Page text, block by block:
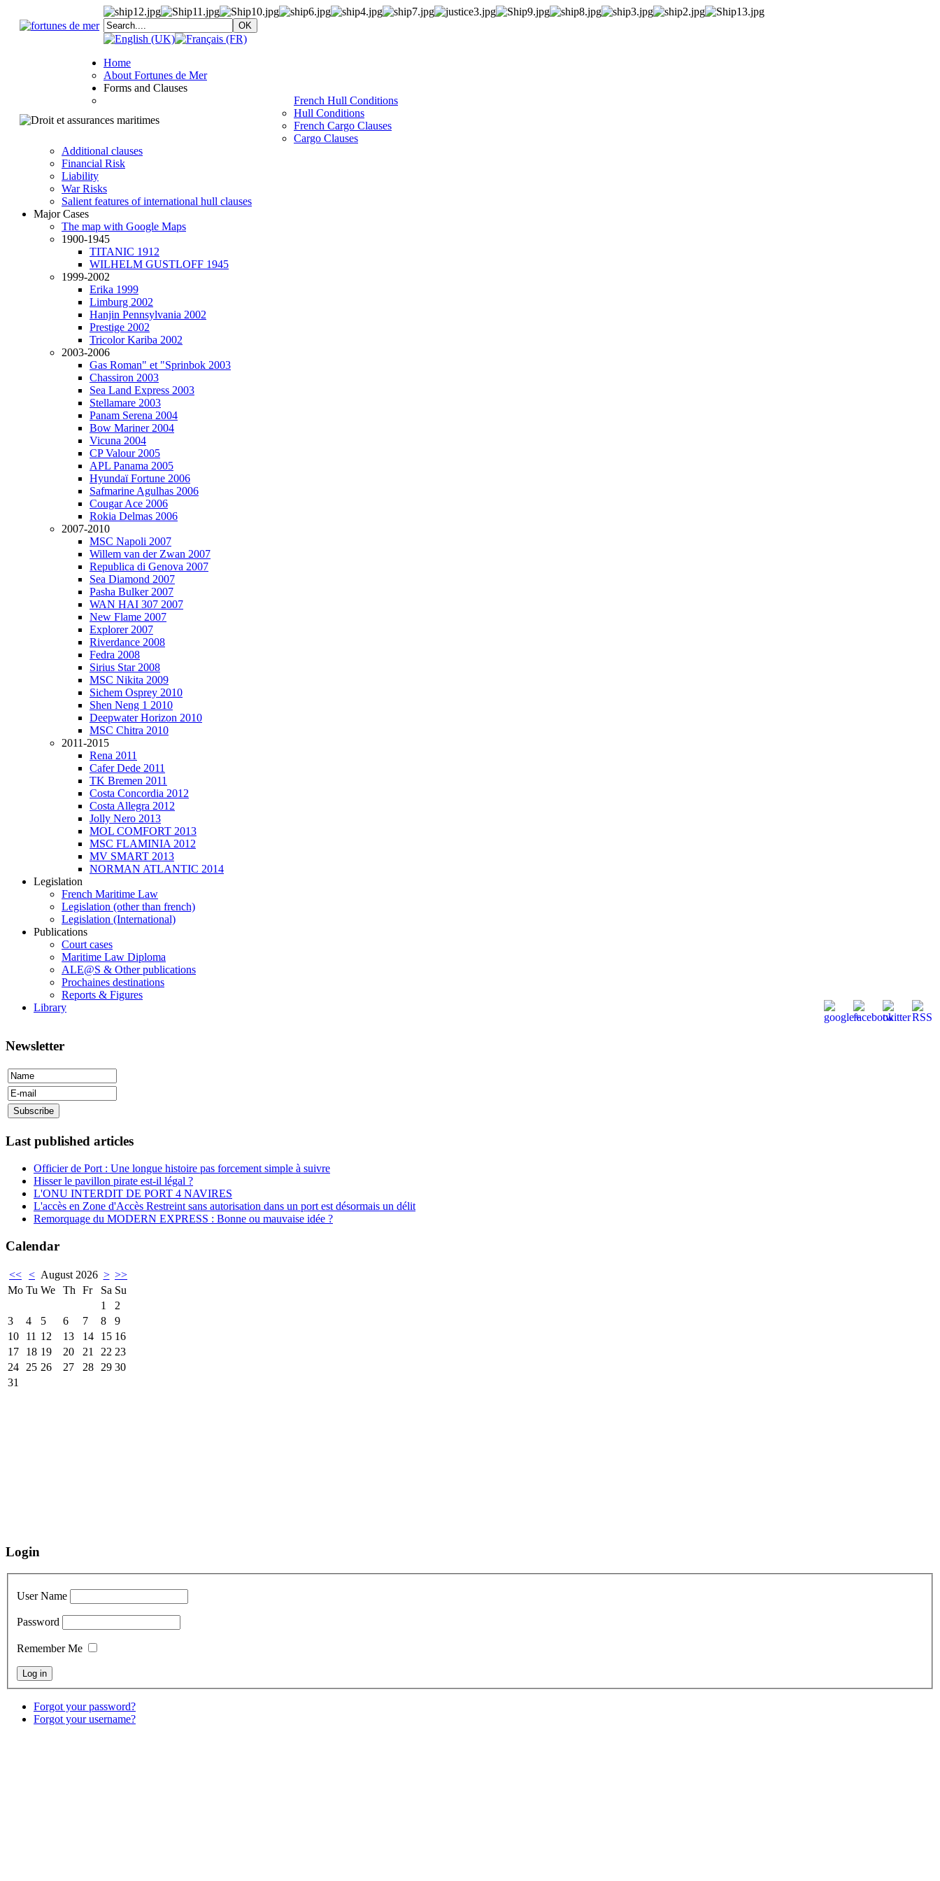
Home
About Fortunes de Mer
Forms and Clauses
French Hull Conditions
Hull Conditions
French Cargo Clauses
Cargo Clauses
Additional clauses
Financial Risk
Liability
War Risks
Salient features of international hull clauses
Major Cases
The map with Google Maps
1900-1945
TITANIC 1912
WILHELM GUSTLOFF 1945
1999-2002
Erika 1999
Limburg 2002
Hanjin Pennsylvania 2002
Prestige 2002
Tricolor Kariba 2002
2003-2006
Gas Roman" et "Sprinbok 2003
Chassiron 2003
Sea Land Express 2003
Stellamare 2003
Panam Serena 2004
Bow Mariner 2004
Vicuna 2004
CP Valour 2005
APL Panama 2005
Hyundaï Fortune 2006
Safmarine Agulhas 2006
Cougar Ace 2006
Rokia Delmas 2006
2007-2010
MSC Napoli 2007
Willem van der Zwan 2007
Republica di Genova 2007
Sea Diamond 2007
Pasha Bulker 2007
WAN HAI 307 2007
New Flame 2007
Explorer 2007
Riverdance 2008
Fedra 2008
Sirius Star 2008
MSC Nikita 2009
Sichem Osprey 2010
Shen Neng 1 2010
Deepwater Horizon 2010
MSC Chitra 2010
2011-2015
Rena 2011
Cafer Dede 2011
TK Bremen 2011
Costa Concordia 2012
Costa Allegra 2012
Jolly Nero 2013
MOL COMFORT 2013
MSC FLAMINIA 2012
MV SMART 2013
NORMAN ATLANTIC 2014
Legislation
French Maritime Law
Legislation (other than french)
Legislation (International)
Publications
Court cases
Maritime Law Diploma
ALE@S & Other publications
Prochaines destinations
Reports & Figures
Library
Newsletter
Last published articles
Officier de Port : Une longue histoire pas forcement simple à suivre
Hisser le pavillon pirate est-il légal ?
L'ONU INTERDIT DE PORT 4 NAVIRES
L'accès en Zone d'Accès Restreint sans autorisation dans un port est désormais un délit
Remorquage du MODERN EXPRESS : Bonne ou mauvaise idée ?
Calendar
<< < August 2026 > >>
Mo Tu We Th Fr Sa Su
1
2
3
4 5 6 7 8
9
10
11 12 13 14 15 16
17
18 19 20 21 22 23
24
25 26 27 28 29 30
31
Login
User Name
Password
Remember Me
Forgot your password?
Forgot your username?